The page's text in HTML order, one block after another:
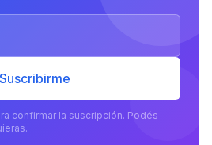
Suscribirme
confirmar la suscripción. Podés